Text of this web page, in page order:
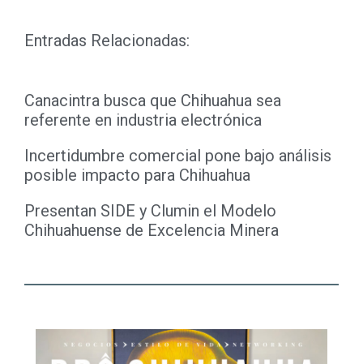
Entradas Relacionadas:
Canacintra busca que Chihuahua sea
referente en industria electrónica
Incertidumbre comercial pone bajo análisis
posible impacto para Chihuahua
Presentan SIDE y Clumin el Modelo
Chihuahuense de Excelencia Minera